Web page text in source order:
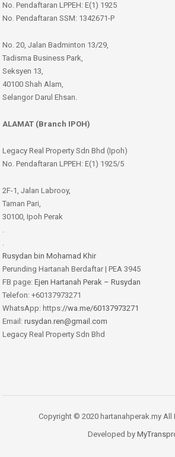
No. Pendaftaran LPPEH: E(1) 1925
No. Pendaftaran SSM: 1342671-P
No. 20, Jalan Badminton 13/29,
Tadisma Business Park,
Seksyen 13,
40100 Shah Alam,
Selangor Darul Ehsan.
ALAMAT (Branch IPOH)
Legacy Real Property Sdn Bhd (Ipoh)
No. Pendaftaran LPPEH: E(1) 1925/5
2F-1, Jalan Labrooy,
Taman Pari,
30100, Ipoh Perak
.
.
Rusydan bin Mohamad Khir
Perunding Hartanah Berdaftar | PEA 3945
FB page: Ejen Hartanah Perak – Rusydan
Telefon: +60137973271
WhatsApp: https://wa.me/60137973271
Email: rusydan.ren@gmail.com
Legacy Real Property Sdn Bhd
Copyright © 2020 hartanahperak.my All
Developed by